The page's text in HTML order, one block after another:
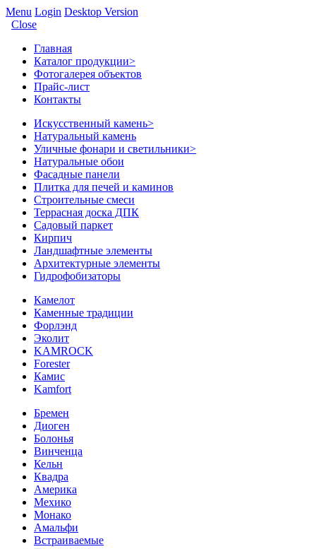
Menu Login Desktop Version
Close
Главная
Каталог продукции>
Фотогалерея объектов
Прайс-лист
Контакты
Искусственный камень>
Натуральный камень
Уличные фонари и светильники>
Натуральные обои
Фасадные панели
Плитка для печей и каминов
Строительные смеси
Террасная доска ДПК
Садовый паркет
Кирпич
Ландшафтные элементы
Архитектурные элементы
Гидрофобизаторы
Камелот
Каменные традиции
Форлэнд
Эколит
KAMROCK
Forester
Камис
Kamfort
Бремен
Диоген
Болонья
Винченца
Кельн
Квадра
Америка
Мехико
Монако
Амальфи
Встраиваемые